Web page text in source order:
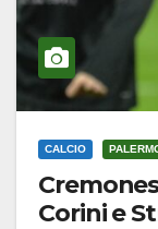
CALCIO
Corini e